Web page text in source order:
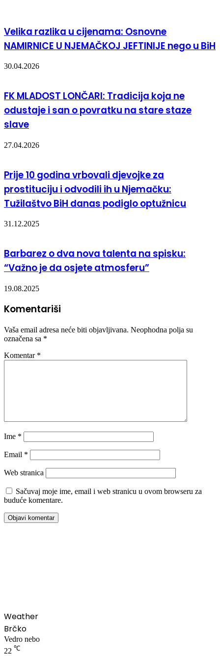
Velika razlika u cijenama: Osnovne
NAMIRNICE U NJEMAČKOJ JEFTINIJE nego u BiH
30.04.2026
FK MLADOST LONČARI: Tradicija koja ne
odustaje i san o povratku na stare staze
slave
27.04.2026
Prije 10 godina vrbovali djevojke za
prostituciju i odvodili ih u Njemačku:
Tužilaštvo BiH danas podiglo optužnicu
31.12.2025
Barbarez o dva nova talenta na spisku:
“Važno je da osjete atmosferu”
19.08.2025
Komentariši
Vaša email adresa neće biti objavljivana. Neophodna polja su
označena sa *
Komentar *
Ime *
Email *
Web stranica
Sačuvaj moje ime, email i web stranicu u ovom browseru za
buduće komentare.
Weather
Brčko
Vedro nebo
22 ℃